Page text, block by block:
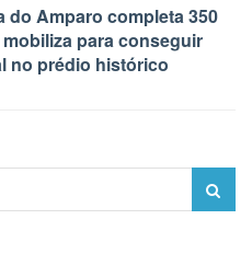
do Amparo completa 350
para conseguir
no prédio histórico